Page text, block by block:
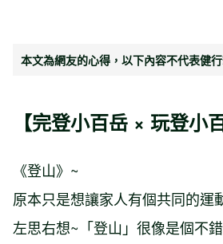
本文為網友的心得，以下內容不代表健
【完登小百岳 × 玩登小
《登山》~
原本只是想讓家人有個共同的運
左思右想~「登山」很像是個不